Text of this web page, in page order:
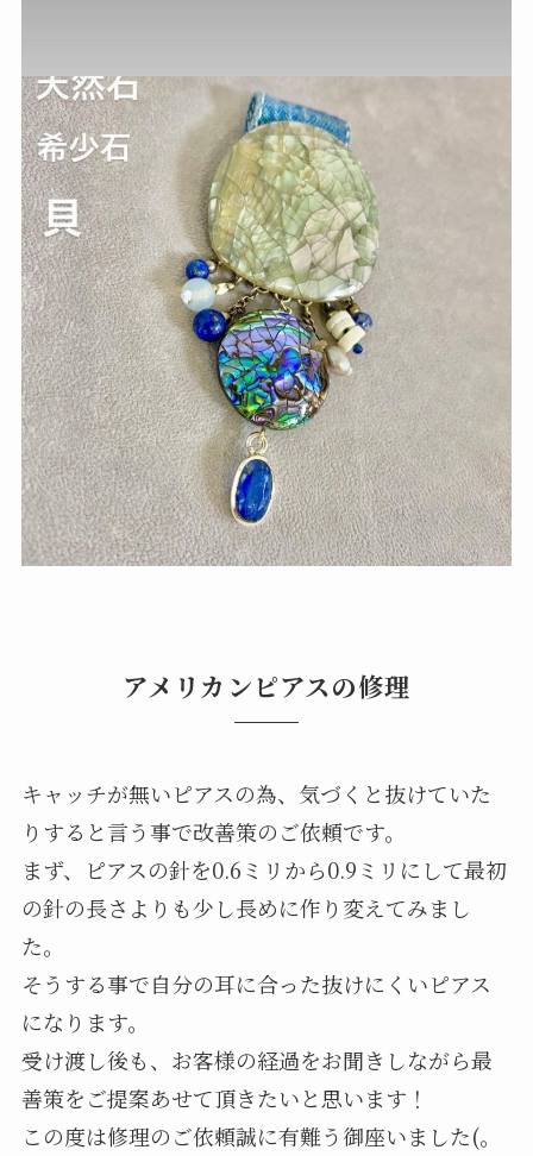
アメリカンピアスの修理
キャッチが無いピアスの為、気づくと抜けていた
りすると言う事で改善策のご依頼です。
まず、ピアスの針を0.6ミリから0.9ミリにして最初
の針の長さよりも少し長めに作り変えてみまし
た。
そうする事で自分の耳に合った抜けにくいピアス
になります。
受け渡し後も、お客様の経過をお聞きしながら最
善策をご提案あせて頂きたいと思います！
この度は修理のご依頼誠に有難う御座いました(｡